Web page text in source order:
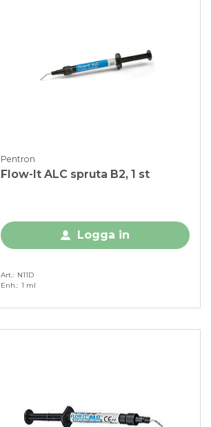
Pentron
Flow-It ALC spruta B2, 1 st
Logga in
Art.
N11D
Enh. 1 ml